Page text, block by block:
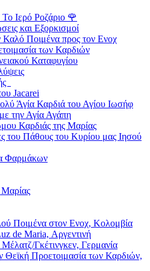
Ιερό Ροζάριο 🌹
και Εξορκισμοί
Καλό Ποιμένα προς τον Ενοχ
των Καρδιών
Καταφυγίου
Jacarei
Άγία Καρδιά του Αγίου Ιωσήφ
την Αγία Αγάπη
Καρδιάς της Μαρίας
του Πάθους του Κυρίου μας Ιησού
Φαρμάκων
Μαρίας
Ποιμένα στον Ενοχ, Κολομβία
de Maria, Αργεντινή
Γκέτινγκεν, Γερμανία
Θεϊκή Προετοιμασία των Καρδιών,